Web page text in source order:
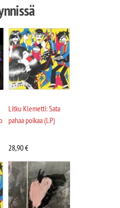
Litku Klemetti: Sata
pahaa poikaa (LP)
28,90€